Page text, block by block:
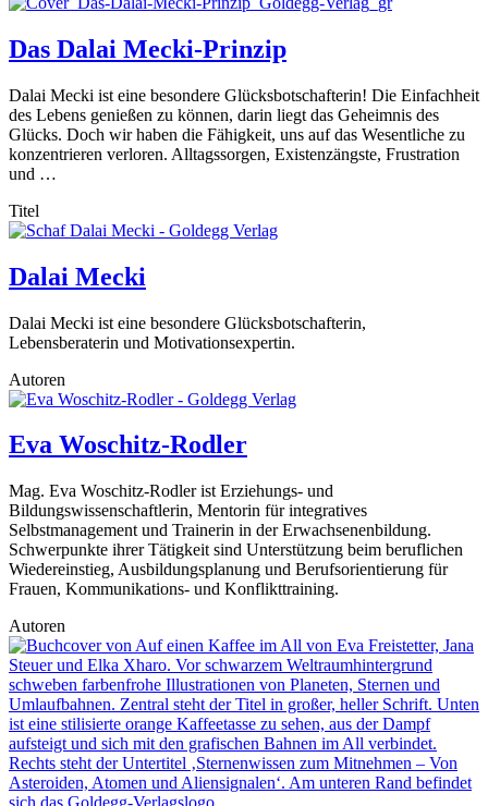
Das Dalai Mecki-Prinzip
Dalai Mecki ist eine besondere Glücksbotschafterin! Die Einfachheit
des Lebens genießen zu können, darin liegt das Geheimnis des
Glücks. Doch wir haben die Fähigkeit, uns auf das Wesentliche zu
konzentrieren verloren. Alltagssorgen, Existenzängste, Frustration
und …
Titel
Dalai Mecki
Dalai Mecki ist eine besondere Glücksbotschafterin,
Lebensberaterin und Motivationsexpertin.
Autoren
Eva Woschitz-Rodler
Mag. Eva Woschitz-Rodler ist Erziehungs- und
Bildungswissenschaftlerin, Mentorin für integratives
Selbstmanagement und Trainerin in der Erwachsenenbildung.
Schwerpunkte ihrer Tätigkeit sind Unterstützung beim beruflichen
Wiedereinstieg, Ausbildungsplanung und Berufsorientierung für
Frauen, Kommunikations- und Konflikttraining.
Autoren